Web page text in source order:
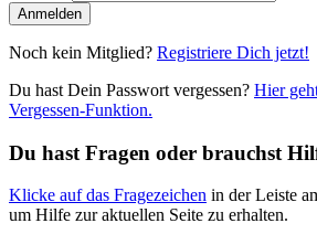
Anmelden
Noch kein Mitglied? Registriere Dich jetzt!
Du hast Dein Passwort vergessen? Hier
Vergessen-Funktion.
Du hast Fragen oder brauchst
Klicke auf das Fragezeichen in der Leiste
um Hilfe zur aktuellen Seite zu erhalten.